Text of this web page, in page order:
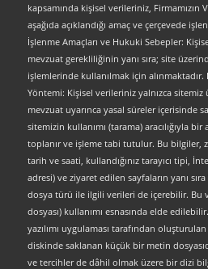
kapsamında kişisel verileriniz, Firmamızın
aşağıda açıklandığı amaç ve çerçevede
İşlenme Amaçları ve Hukuki Sebepler:
mevzuat gerekliliğinin yanı sıra; site
işlemlerinde kullanılmak için
Yöntemi: Kişisel verileriniz yalnızca
mevzuat uyarınca yasal süreler içerisinde
sitemizin kullanımı (tarama) aracılığıyla
toplanır ve işleme tabi tutulur. Bu bilgiler,
tarih ve saati, kullandığınız tarayıcı tipi,
adresi) ve ziyaret edilen sayfaların yanı
dosya türü ile ilgili verileri de içerebilir. Bu
dosyası) kullanımı esnasında elde
yazılımı uygulaması tarafından
diskinde saklanan küçük bir metin
ve tercihler de dâhil olmak üzere bir dizi